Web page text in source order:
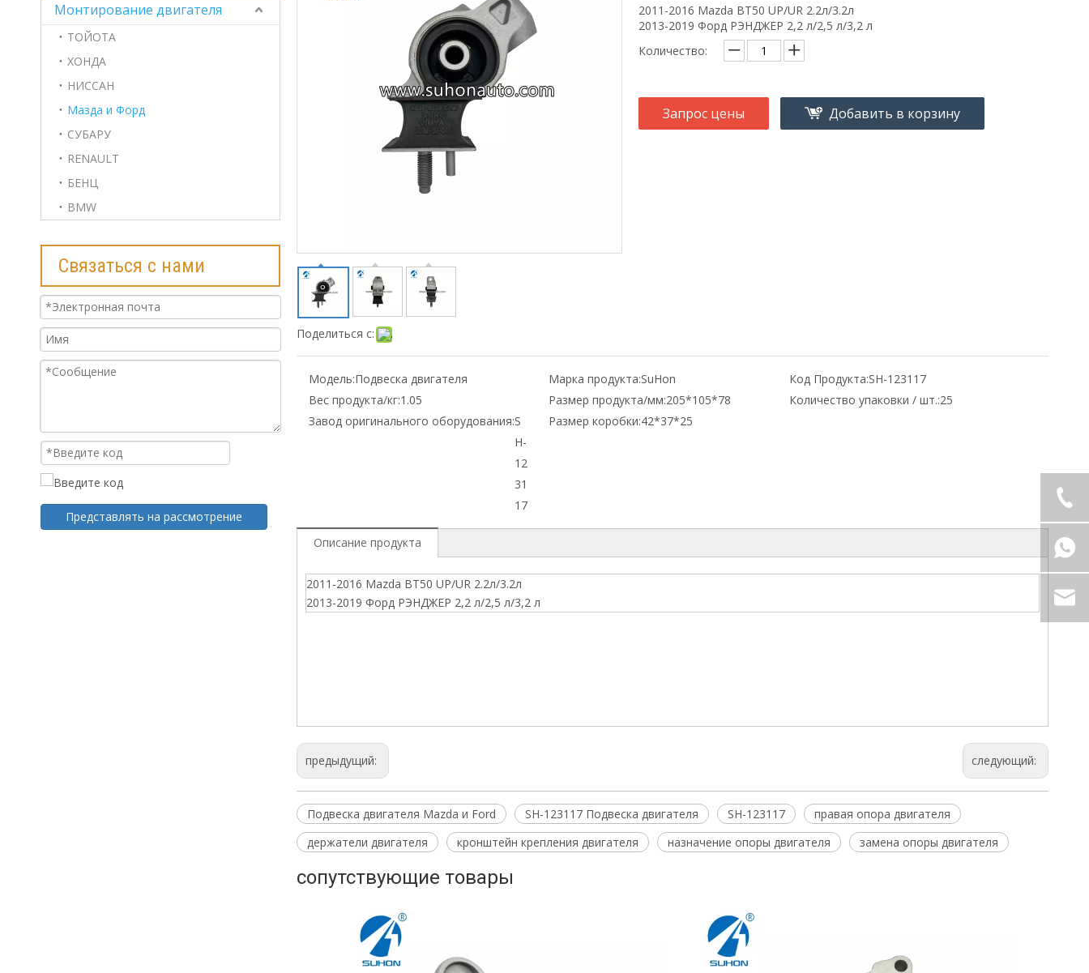
Монтирование двигателя
ТОЙОТА
ХОНДА
НИССАН
Мазда и Форд
СУБАРУ
RENAULT
БЕНЦ
BMW
Связаться с нами
Представлять на рассмотрение
Поделиться с:
2011-2016 Mazda BT50 UP/UR 2.2л/3.2л
2013-2019 Форд РЭНДЖЕР 2,2 л/2,5 л/3,2 л
Количество:
Запрос цены Добавить в корзину
Модель:Подвеска двигателя Марка продукта:SuHon Код Продукта:SH-123117
Вес продукта/кг:1.05 Размер продукта/мм:205*105*78 Количество упаковки / шт.:25
Завод оригинального оборудования:S
H-
12
31
17
Размер коробки:42*37*25
Описание продукта
2011-2016 Mazda BT50 UP/UR 2.2л/3.2л
2013-2019 Форд РЭНДЖЕР 2,2 л/2,5 л/3,2 л
предыдущий: следующий:
Подвеска двигателя Mazda и Ford SH-123117 Подвеска двигателя SH-123117
правая опора двигателя
держатели двигателя
кронштейн крепления двигателя назначение опоры двигателя замена опоры двигателя
сопутствующие товары